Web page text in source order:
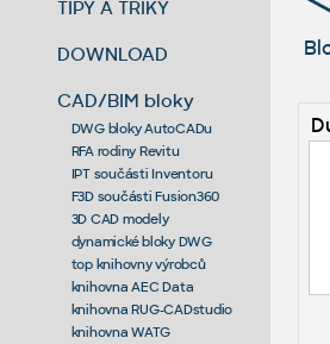
TIPY A TRIKY
DOWNLOAD
CAD/BIM bloky
DWG bloky AutoCADu
RFA rodiny Revitu
IPT součásti Inventoru
F3D součásti Fusion360
3D CAD modely
dynamické bloky DWG
top knihovny výrobců
knihovna AEC Data
knihovna RUG-CADstudio
knihovna WATG